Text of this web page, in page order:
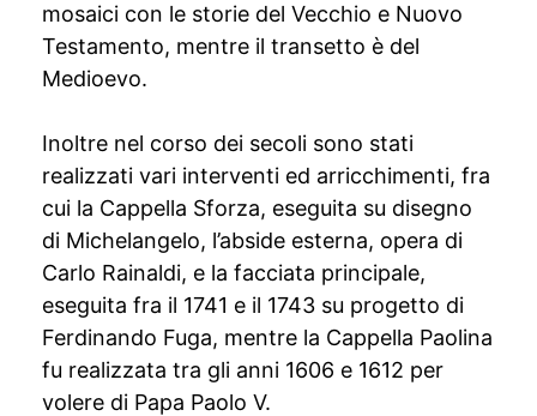
mosaici con le storie del Vecchio e Nuovo
Testamento, mentre il transetto è del
Medioevo.
Inoltre nel corso dei secoli sono stati
realizzati vari interventi ed arricchimenti, fra
cui la Cappella Sforza, eseguita su disegno
di Michelangelo, l’abside esterna, opera di
Carlo Rainaldi, e la facciata principale,
eseguita fra il 1741 e il 1743 su progetto di
Ferdinando Fuga, mentre la Cappella Paolina
fu realizzata tra gli anni 1606 e 1612 per
volere di Papa Paolo V.